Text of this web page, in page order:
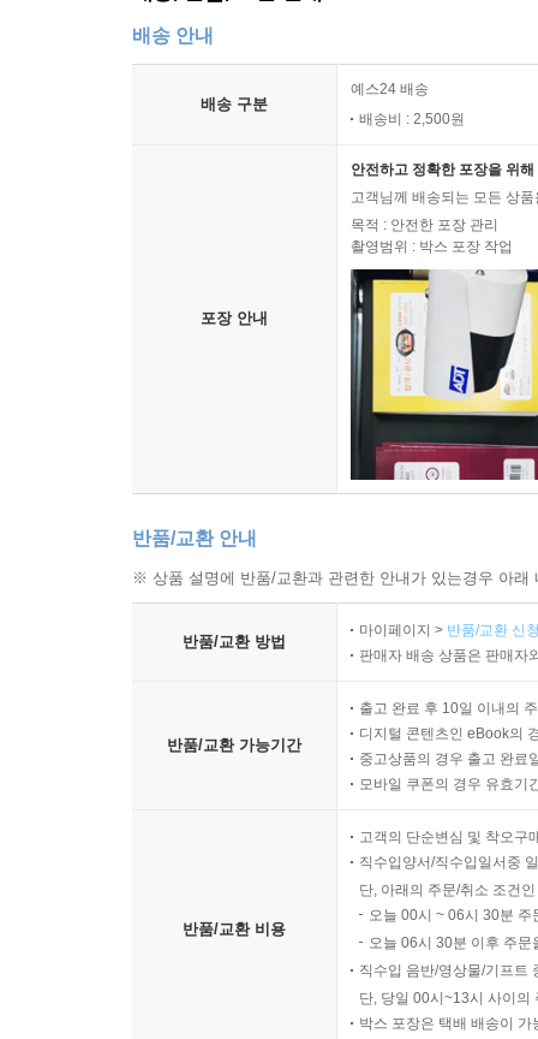
배송 안내
배송 구분
예스24 배송
배송비 : 2,500원
포장 안내
안전하고 정확한 포장을 위
고객님께 배송되는 모든 상
목적 : 안전한 포장 관리
촬영범위 : 박스 포장 작업
반품/교환 안내
※ 상품 설명에 반품/교환과 관련한 안내가 있는경우 아
반품/교환 방법
마이페이지 > 반품/교환 신
판매자 배송 상품은 판매자
반품/교환 가능기간
출고 완료 후 10일 이내의
디지털 콘텐츠인 eBook의
중고상품의 경우 출고 완료
모바일 쿠폰의 경우 유효기
반품/교환 비용
고객의 단순변심 및 착오구
직수입양서/직수입일서중
단, 아래의 주문/취소 조건
오늘 00시 ~ 06시 30분
오늘 06시 30분 이후 주
직수입 음반/영상물/기프트
단, 당일 00시~13시 사이의
박스 포장은 택배 배송이